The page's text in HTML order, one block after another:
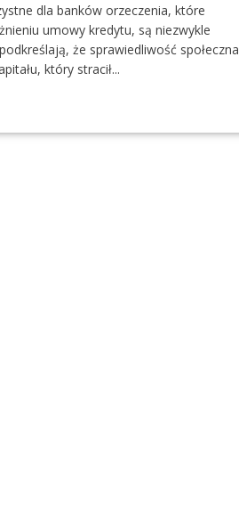
dla banków orzeczenia, które
umowy kredytu, są niezwykle
że sprawiedliwość społeczna
który stracił...